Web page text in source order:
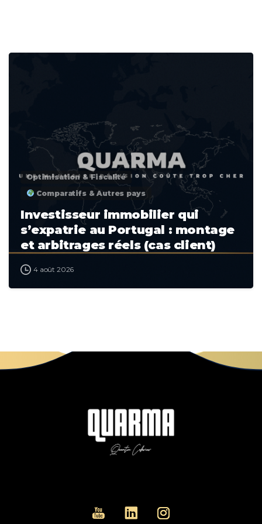
Optimisation & Fiscalité
Comparatifs & Autres pays
Investisseur immobilier qui
s’expatrie au Portugal : montage
et arbitrages réels (cas client)
4 août 2026